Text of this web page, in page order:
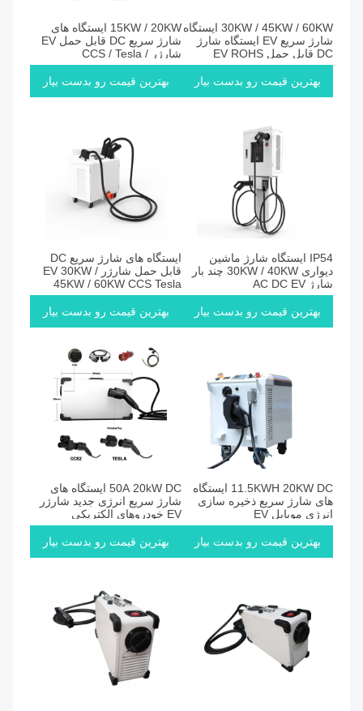
30KW / 45KW / 60KW ایستگاه
شارژ سریع EV ایستگاه شارژ
DC قابل حمل EV ROHS
بهترین قیمت رو بدست بیار
15KW / 20KW ایستگاه های
شارژ سریع DC قابل حمل EV
شارژر CCS / Tesla /
CHAdeMO / GBT
بهترین قیمت رو بدست بیار
IP54 ایستگاه شارژ ماشین
دیواری 30KW / 40KW چند بار
شارژ AC DC EV
بهترین قیمت رو بدست بیار
ایستگاه های شارژ سریع DC
قابل حمل شارژر EV 30KW /
45KW / 60KW CCS Tesla
CHAdeMO GBT
بهترین قیمت رو بدست بیار
11.5KWH 20KW DC ایستگاه
های شارژ سریع ذخیره سازی
انرژی موبایل EV
بهترین قیمت رو بدست بیار
50A 20kW DC ایستگاه های
شارژ سریع انرژی جدید شارژر
EV خودروهای الکتریکی
بهترین قیمت رو بدست بیار